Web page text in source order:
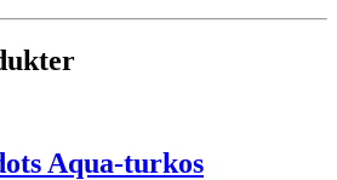
Aqua-turkos